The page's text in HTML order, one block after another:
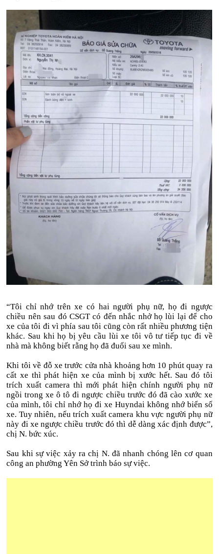
“Tôi chỉ nhớ trên xe có hai người phụ nữ, họ đi ngược
chiều nên sau đó CSGT có đến nhắc nhở họ lùi lại để cho
xe của tôi đi vì phía sau tôi cũng còn rất nhiều phương tiện
khác. Sau khi họ bị yêu cầu lùi xe tôi vô tư tiếp tục đi về
nhà mà không biết rằng họ đã đuổi sau xe mình.
Khi tôi về đỗ xe trước cửa nhà khoảng hơn 10 phút quay ra
cất xe thì phát hiện xe của mình bị xước hết. Sau đó tôi
trích xuất camera thì mới phát hiện chính người phụ nữ
ngồi trong xe ô tô đi ngược chiều trước đó đã cào xước xe
của mình, tôi chỉ nhớ họ đi xe Huyndai không nhớ biển số
xe. Tuy nhiên, nếu trích xuất camera khu vực người phụ nữ
này đi xe ngược chiều trước đó thì dễ dàng xác định được”,
chị N. bức xúc.
Sau khi sự việc xảy ra chị N. đã nhanh chóng lên cơ quan
công an phường Yên Sở trình báo sự việc.